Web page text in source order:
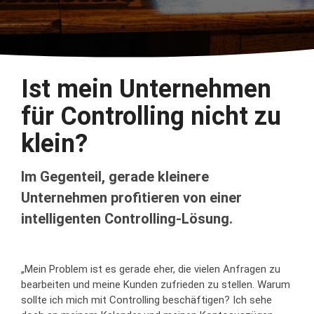
Konsolidierung mehrerer Unternehmen
Ist mein Unternehmen
für Controlling nicht zu
klein?
Im Gegenteil, gerade kleinere
Unternehmen profitieren von einer
intelligenten Controlling-Lösung.
„Mein Problem ist es gerade eher, die vielen Anfragen zu
bearbeiten und meine Kunden zufrieden zu stellen. Warum
sollte ich mich mit Controlling beschäftigen? Ich sehe